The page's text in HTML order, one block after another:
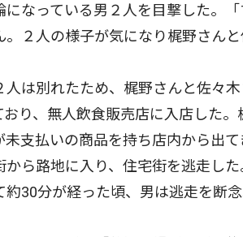
なっている男２人を目撃した。
２人の様子が気になり梶野さん
は別れたため、梶野さんと佐々
り、無人飲食販売店に入店した
支払いの商品を持ち店内から出
ら路地に入り、住宅街を逃走し
30分が経った頃、男は逃走を断